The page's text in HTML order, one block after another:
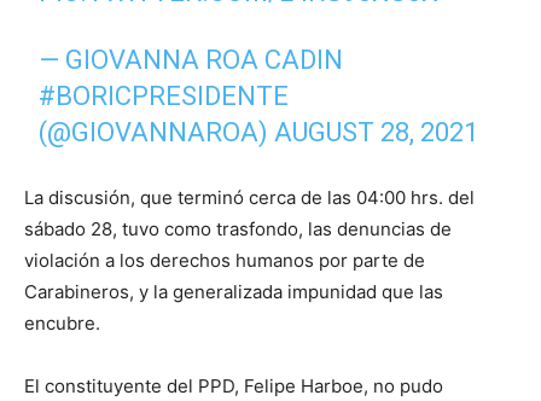
— GIOVANNA ROA CADIN
#BORICPRESIDENTE
(@GIOVANNAROA) AUGUST 28, 2021
La discusión, que terminó cerca de las 04:00 hrs. del
sábado 28, tuvo como trasfondo, las denuncias de
violación a los derechos humanos por parte de
Carabineros, y la generalizada impunidad que las
encubre.
El constituyente del PPD, Felipe Harboe, no pudo